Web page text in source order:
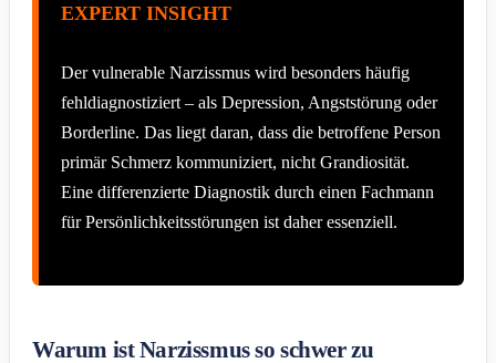
EXPERT INSIGHT
Der vulnerable Narzissmus wird besonders häufig
fehldiagnostiziert – als Depression, Angststörung oder
Borderline. Das liegt daran, dass die betroffene Person
primär Schmerz kommuniziert, nicht Grandiosität.
Eine differenzierte Diagnostik durch einen Fachmann
für Persönlichkeitsstörungen ist daher essenziell.
Warum ist Narzissmus so schwer zu